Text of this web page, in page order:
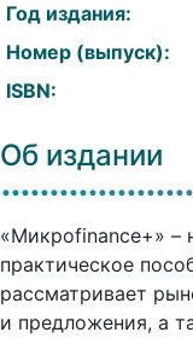
Год издания:
Номер (выпуск):
ISBN:
Об издании
«Микроfinance+» –
практическое
рассматривает
и предложения, а